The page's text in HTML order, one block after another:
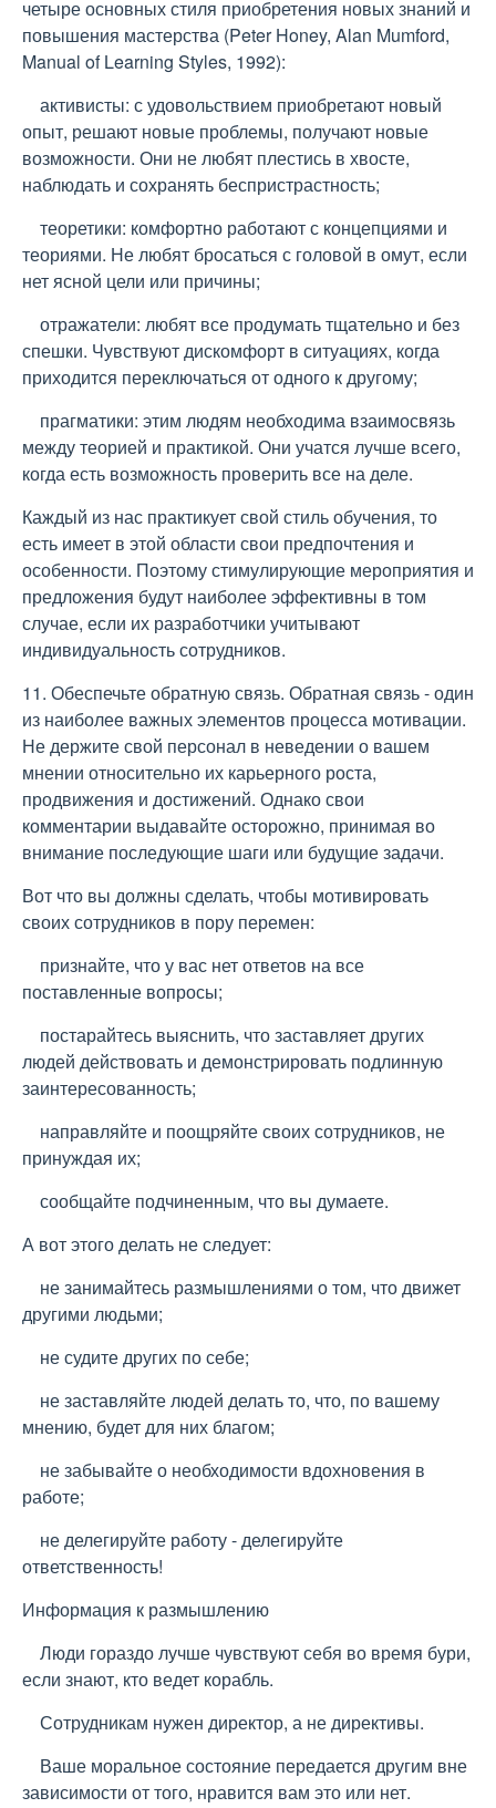
четыре основных стиля приобретения новых знаний и
повышения мастерства (Peter Honey, Alan Mumford,
Manual of Learning Styles, 1992):
активисты: с удовольствием приобретают новый
опыт, решают новые проблемы, получают новые
возможности. Они не любят плестись в хвосте,
наблюдать и сохранять беспристрастность;
теоретики: комфортно работают с концепциями и
теориями. Не любят бросаться с головой в омут, если
нет ясной цели или причины;
отражатели: любят все продумать тщательно и без
спешки. Чувствуют дискомфорт в ситуациях, когда
приходится переключаться от одного к другому;
прагматики: этим людям необходима взаимосвязь
между теорией и практикой. Они учатся лучше всего,
когда есть возможность проверить все на деле.
Каждый из нас практикует свой стиль обучения, то
есть имеет в этой области свои предпочтения и
особенности. Поэтому стимулирующие мероприятия и
предложения будут наиболее эффективны в том
случае, если их разработчики учитывают
индивидуальность сотрудников.
11. Обеспечьте обратную связь. Обратная связь - один
из наиболее важных элементов процесса мотивации.
Не держите свой персонал в неведении о вашем
мнении относительно их карьерного роста,
продвижения и достижений. Однако свои
комментарии выдавайте осторожно, принимая во
внимание последующие шаги или будущие задачи.
Вот что вы должны сделать, чтобы мотивировать
своих сотрудников в пору перемен:
признайте, что у вас нет ответов на все
поставленные вопросы;
постарайтесь выяснить, что заставляет других
людей действовать и демонстрировать подлинную
заинтересованность;
направляйте и поощряйте своих сотрудников, не
принуждая их;
сообщайте подчиненным, что вы думаете.
А вот этого делать не следует:
не занимайтесь размышлениями о том, что движет
другими людьми;
не судите других по себе;
не заставляйте людей делать то, что, по вашему
мнению, будет для них благом;
не забывайте о необходимости вдохновения в
работе;
не делегируйте работу - делегируйте
ответственность!
Информация к размышлению
Люди гораздо лучше чувствуют себя во время бури,
если знают, кто ведет корабль.
Сотрудникам нужен директор, а не директивы.
Ваше моральное состояние передается другим вне
зависимости от того, нравится вам это или нет.